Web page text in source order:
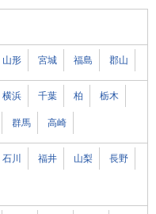
山形 宮城 福島 郡山
横浜 千葉 柏 栃木
群馬 高崎
石川 福井 山梨 長野